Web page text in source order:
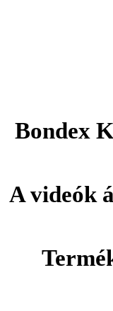
Bondex
A videók